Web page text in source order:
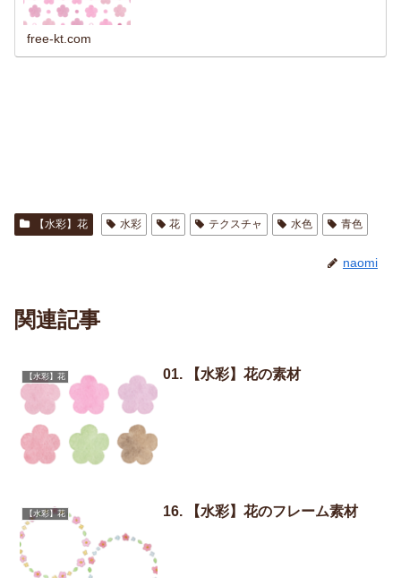
free-kt.com
【水彩】花 水彩 花 テクスチャ 水色 青色
naomi
関連記事
【水彩】花 01. 【水彩】花の素材
【水彩】花 16. 【水彩】花のフレーム素材